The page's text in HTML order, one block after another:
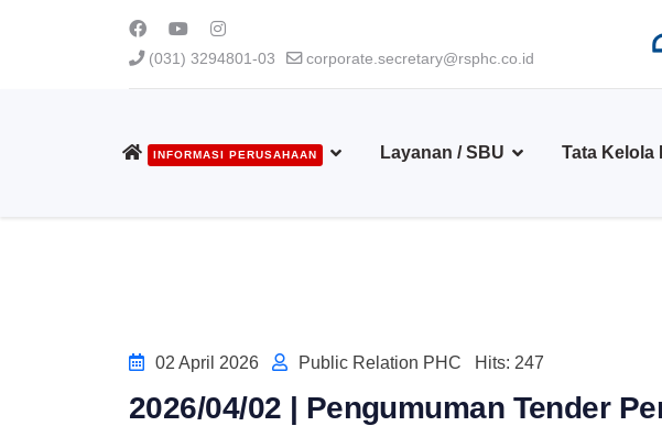
(031) 3294801-03 corporate.secretary@rsphc.co.id
INFORMASI PERUSAHAAN Layanan / SBU Tata Kelola
02 April 2026 Public Relation PHC Hits: 247
2026/04/02 | Pengumuman Tender